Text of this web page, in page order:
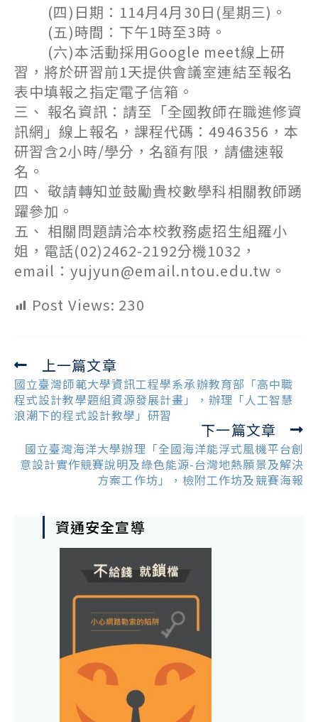
(四)日期：114月4月30日(星期三)。
(五)時間：下午1時至3時。
(六)本活動採用Google meet線上研
習，將於研習前1天提供會議室連結至報名
表中填報之指定電子信箱。
三、 報名資訊：請至「全國教師在職進修資
訊網」線上報名，課程代碼：4946356，本
研習含2小時/學分，名額有限，請儘速報
名。
四、 敬請轉知並鼓勵貴校數學科相關教師踴
躍參加。
五、 相關問題請洽本校教務處招生組羅小
姐，電話(02)2462-2192分機1032，
email：yujyun@email.ntou.edu.tw。
Post Views: 230
Read
more
articles
上一篇文章
國立臺灣師範大學資訊工程學系承辦教育部「高中職
程式設計教學題組資源發展計畫」，辦理「人工智慧
浪潮下的程式設計教學」研習
下一篇文章
國立臺灣海洋大學辦理「全國海洋能浮式風機平台創
意設計實作競賽說明及綠色能源-台灣地熱願景及解決
方案工作坊」，檢附工作坊及競賽海報
資通安全宣導